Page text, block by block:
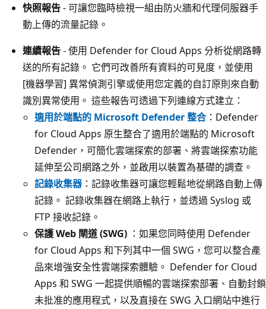
快照報告- 可讓您臨時檢視一組由防火牆和代理伺服器手
動上傳的流量記錄。
連續報告- 使用 Defender for Cloud Apps 分析從網路轉
送的所有記錄。 它們可改善所有資料的可見度，並使用
[機器學習] 異常偵測引擎或使用您定義的自訂原則來自動
識別異常使用。 這些報告可透過下列連線方式建立：
適用於端點的 Microsoft Defender 整合 ：Defender
for Cloud Apps 原生整合了適用於端點的 Microsoft
Defender，可簡化雲端探索的部署、將雲端探索功能
延伸至公司網路之外，並啟用以裝置為基礎的調查。
記錄收集器 ：記錄收集器可讓您輕鬆地從網路自動上傳
記錄。 記錄收集器在網路上執行，並透過 Syslog 或
FTP 接收記錄。
保護 Web 閘道 (SWG) ：如果您同時使用 Defender
for Cloud Apps 和下列其中一個 SWG，您可以整合產
品來增強安全性雲端探索體驗。 Defender for Cloud
Apps 和 SWG 一起提供順暢的雲端探索部署、自動封鎖
未批准的應用程式，以及直接在 SWG 入口網站中進行